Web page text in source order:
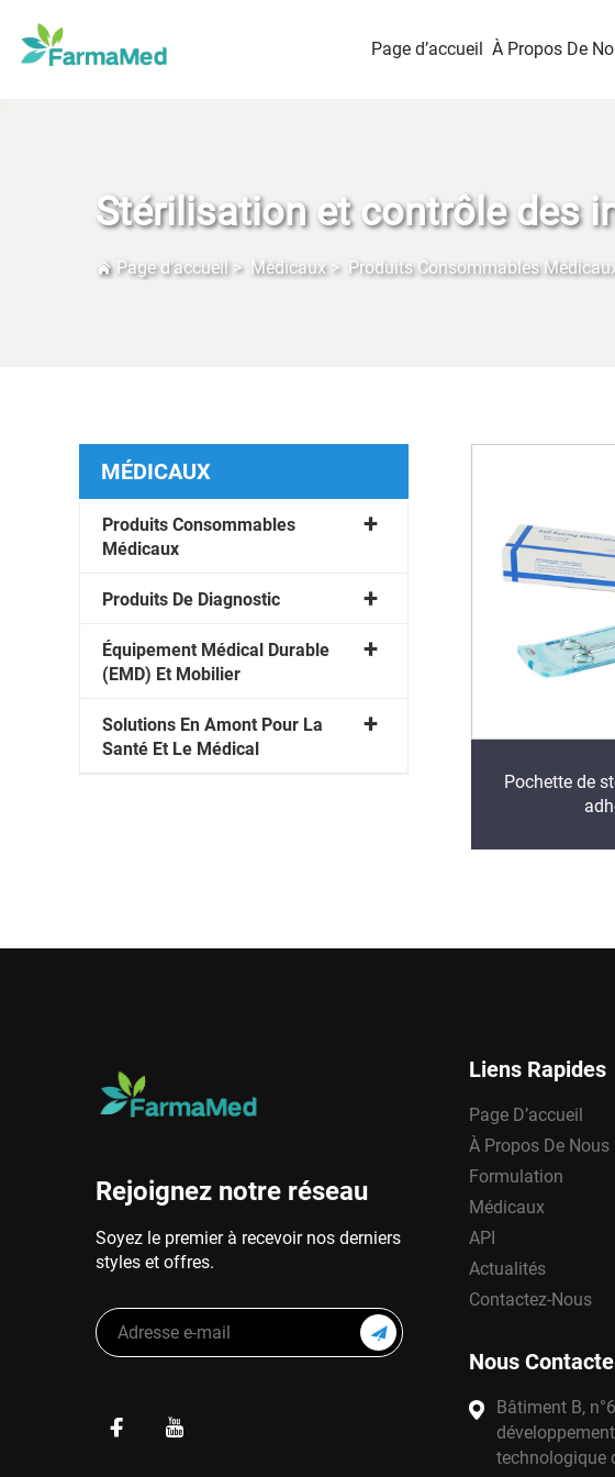
Page d’accueil À Propos De
Stérilisation et contrôle des
Page d’accueil> Médicaux> Produits Consommables
MÉDICAUX
Produits Consommables
Médicaux
Produits De Diagnostic
Équipement Médical Durable
(EMD) Et Mobilier
Solutions En Amont Pour La
Santé Et Le Médical
Pochette de
Rejoignez notre réseau
Soyez le premier à recevoir nos derniers
styles et offres.
Liens Rapides
Page D’accueil
À Propos De Nous
Formulation
Médicaux
API
Actualités
Contactez-Nous
Nous
Bâtiment B,
technologique